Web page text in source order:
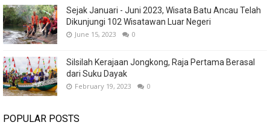
Sejak Januari - Juni 2023, Wisata Batu Ancau Telah
Dikunjungi 102 Wisatawan Luar Negeri
June 15, 2023 0
Silsilah Kerajaan Jongkong, Raja Pertama Berasal
dari Suku Dayak
February 19, 2023 0
POPULAR POSTS